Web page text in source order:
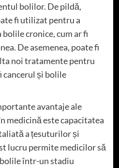
bolilor. De pildă,
fi utilizat pentru a
cronice, cum ar fi
De asemenea, poate fi
noi tratamente pentru
cancerul și bolile
avantaje ale
medicină este capacitatea
a țesuturilor și
lucru permite medicilor să
într-un stadiu